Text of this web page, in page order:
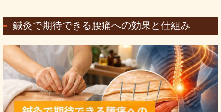
鍼灸で期待できる腰痛への効果と仕組み